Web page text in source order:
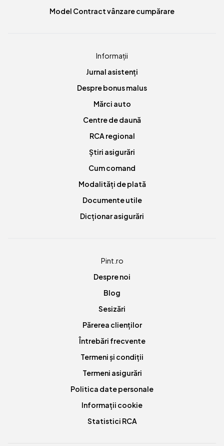
Model Contract vânzare cumpărare
Informații
Jurnal asistenți
Despre bonus malus
Mărci auto
Centre de daună
RCA regional
Știri asigurări
Cum comand
Modalități de plată
Documente utile
Dicționar asigurări
Pint.ro
Despre noi
Blog
Sesizări
Părerea clienților
Întrebări frecvente
Termeni și condiții
Termeni asigurări
Politica date personale
Informații cookie
Statistici RCA